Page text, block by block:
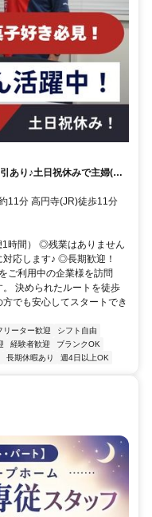
あり♪土日祝休みで主婦(夫)
11分 高円寺(JR)徒歩11分
時間） ◎残業はありません
応します♪ ◎長期歓迎！
ご利用中の企業様を訪問
決められたルートを徒歩
でも安心してスタートでき
リーター歓迎
シフト自由
経験者歓迎
ブランクOK
長期休暇あり 週4日以上OK